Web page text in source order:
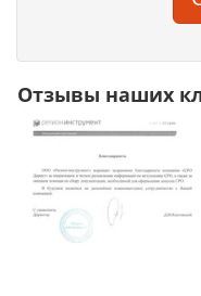
Отзывы наших